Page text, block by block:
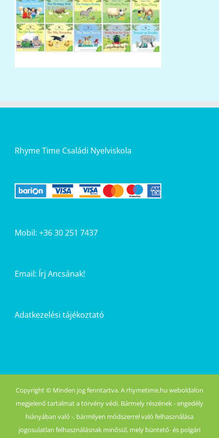
Rhyme Time Családi Nyelviskola
Mobil: +36 30 251 7437
Email: Írj Ancsának!
Adatkezelési tájékoztató
Copyright © Minden jog fenntartva. A rhymetime.hu weboldalon
megjelenő tartalmat a törvény védi. Bármely részének - engedély
hiányában való -, bármilyen módszerrel való felhasználása
jogosulatlan felhasználásnak minősül, mely büntető- és polgári